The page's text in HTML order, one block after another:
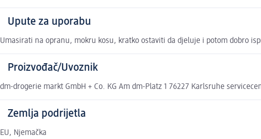
Upute za uporabu
Umasirati na opranu, mokru kosu, kratko ostaviti da djeluje i potom dobro
Proizvođač/Uvoznik
dm-drogerie markt GmbH + Co. KG Am dm-Platz 1 76227 Karlsruhe
Zemlja podrijetla
EU, Njemačka